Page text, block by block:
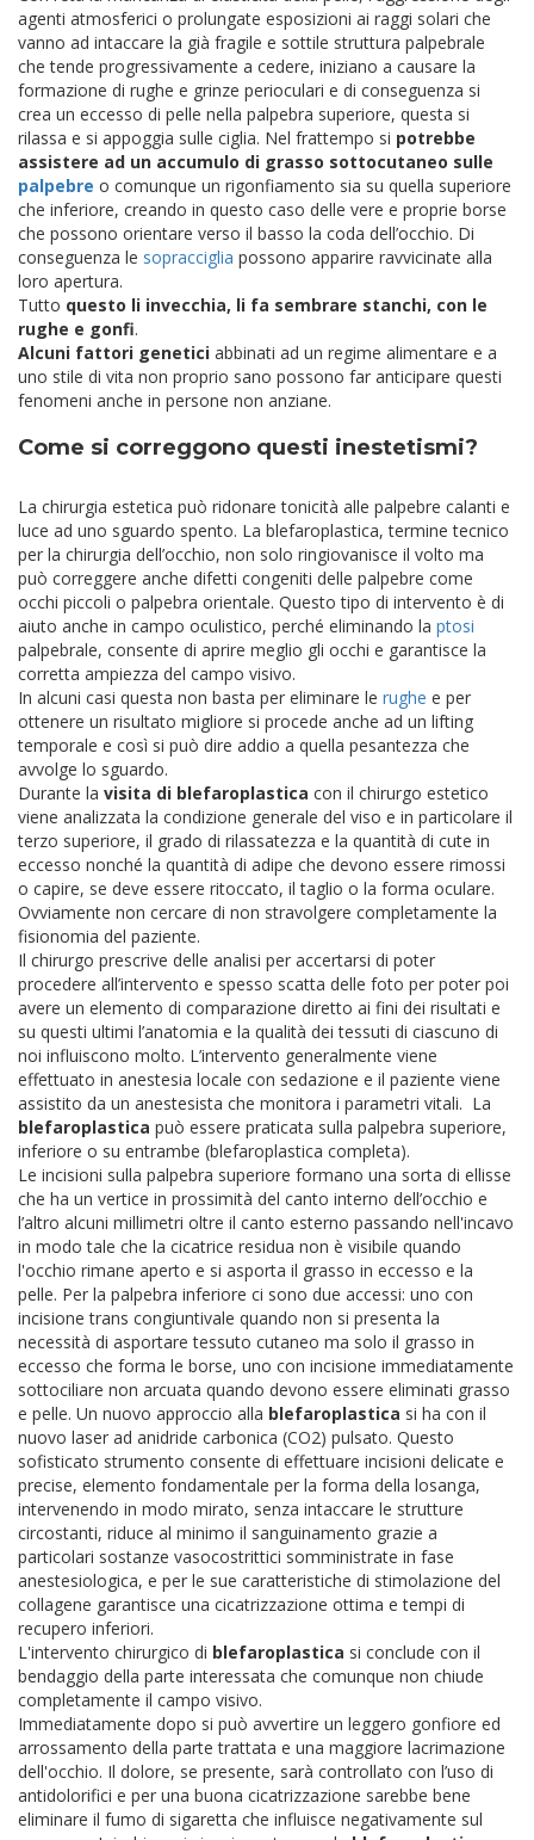
agenti atmosferici o prolungate esposizioni ai raggi solari che
vanno ad intaccare la già fragile e sottile struttura palpebrale
che tende progressivamente a cedere, iniziano a causare la
formazione di rughe e grinze perioculari e di conseguenza si
crea un eccesso di pelle nella palpebra superiore, questa si
rilassa e si appoggia sulle ciglia. Nel frattempo si potrebbe
assistere ad un accumulo di grasso sottocutaneo sulle
palpebre o comunque un rigonfiamento sia su quella superiore
che inferiore, creando in questo caso delle vere e proprie borse
che possono orientare verso il basso la coda dell’occhio. Di
conseguenza le sopracciglia possono apparire ravvicinate alla
loro apertura.
Tutto questo li invecchia, li fa sembrare stanchi, con le
rughe e gonfi.
Alcuni fattori genetici abbinati ad un regime alimentare e a
uno stile di vita non proprio sano possono far anticipare questi
fenomeni anche in persone non anziane.
Come si correggono questi inestetismi?
La chirurgia estetica può ridonare tonicità alle palpebre calanti e
luce ad uno sguardo spento. La blefaroplastica, termine tecnico
per la chirurgia dell’occhio, non solo ringiovanisce il volto ma
può correggere anche difetti congeniti delle palpebre come
occhi piccoli o palpebra orientale. Questo tipo di intervento è di
aiuto anche in campo oculistico, perché eliminando la ptosi
palpebrale, consente di aprire meglio gli occhi e garantisce la
corretta ampiezza del campo visivo.
In alcuni casi questa non basta per eliminare le rughe e per
ottenere un risultato migliore si procede anche ad un lifting
temporale e così si può dire addio a quella pesantezza che
avvolge lo sguardo.
Durante la visita di blefaroplastica con il chirurgo estetico
viene analizzata la condizione generale del viso e in particolare il
terzo superiore, il grado di rilassatezza e la quantità di cute in
eccesso nonché la quantità di adipe che devono essere rimossi
o capire, se deve essere ritoccato, il taglio o la forma oculare.
Ovviamente non cercare di non stravolgere completamente la
fisionomia del paziente.
Il chirurgo prescrive delle analisi per accertarsi di poter
procedere all’intervento e spesso scatta delle foto per poter poi
avere un elemento di comparazione diretto ai fini dei risultati e
su questi ultimi l’anatomia e la qualità dei tessuti di ciascuno di
noi influiscono molto. L’intervento generalmente viene
effettuato in anestesia locale con sedazione e il paziente viene
assistito da un anestesista che monitora i parametri vitali. La
blefaroplastica può essere praticata sulla palpebra superiore,
inferiore o su entrambe (blefaroplastica completa).
Le incisioni sulla palpebra superiore formano una sorta di ellisse
che ha un vertice in prossimità del canto interno dell’occhio e
l’altro alcuni millimetri oltre il canto esterno passando nell'incavo
in modo tale che la cicatrice residua non è visibile quando
l'occhio rimane aperto e si asporta il grasso in eccesso e la
pelle. Per la palpebra inferiore ci sono due accessi: uno con
incisione trans congiuntivale quando non si presenta la
necessità di asportare tessuto cutaneo ma solo il grasso in
eccesso che forma le borse, uno con incisione immediatamente
sottociliare non arcuata quando devono essere eliminati grasso
e pelle. Un nuovo approccio alla blefaroplastica si ha con il
nuovo laser ad anidride carbonica (CO2) pulsato. Questo
sofisticato strumento consente di effettuare incisioni delicate e
precise, elemento fondamentale per la forma della losanga,
intervenendo in modo mirato, senza intaccare le strutture
circostanti, riduce al minimo il sanguinamento grazie a
particolari sostanze vasocostrittici somministrate in fase
anestesiologica, e per le sue caratteristiche di stimolazione del
collagene garantisce una cicatrizzazione ottima e tempi di
recupero inferiori.
L'intervento chirurgico di blefaroplastica si conclude con il
bendaggio della parte interessata che comunque non chiude
completamente il campo visivo.
Immediatamente dopo si può avvertire un leggero gonfiore ed
arrossamento della parte trattata e una maggiore lacrimazione
dell'occhio. Il dolore, se presente, sarà controllato con l’uso di
antidolorifici e per una buona cicatrizzazione sarebbe bene
eliminare il fumo di sigaretta che influisce negativamente sul